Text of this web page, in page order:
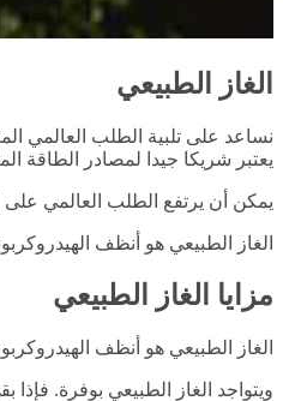
الغاز الطبيعي
نساعد على تلبية الطلب العالمي
يعتبر شريكا جيدا لمصادر الطاقة
يمكن أن يرتفع الطلب العالمي على الغاز
الغاز الطبيعي هو أنظف
مزايا الغاز الطبيعي
الغاز الطبيعي هو أنظف
ويتواجد الغاز الطبيعي بوفرة. فإذا